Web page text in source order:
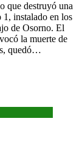
que destruyó una
instalado en los
de Osorno. El
la muerte de
quedó…